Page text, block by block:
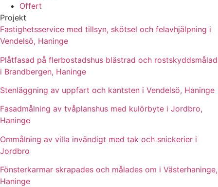
Offert
Projekt
Fastighetsservice med tillsyn, skötsel och felavhjälpning i
Vendelsö, Haninge
Plåtfasad på flerbostadshus blästrad och rostskyddsmålad
i Brandbergen, Haninge
Stenläggning av uppfart och kantsten i Vendelsö, Haninge
Fasadmålning av tvåplanshus med kulörbyte i Jordbro,
Haninge
Ommålning av villa invändigt med tak och snickerier i
Jordbro
Fönsterkarmar skrapades och målades om i Västerhaninge,
Haninge